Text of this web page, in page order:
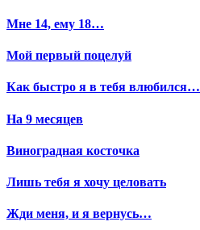
Мне 14, ему 18…
Мой первый поцелуй
Как быстро я в тебя влюбился…
На 9 месяцев
Виноградная косточка
Лишь тебя я хочу целовать
Жди меня, и я вернусь…